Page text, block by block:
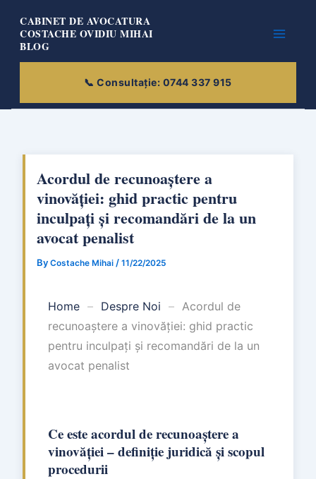
content
CABINET DE AVOCATURA
COSTACHE OVIDIU MIHAI
BLOG
Acordul de recunoaștere a
vinovăției: ghid practic pentru
inculpați și recomandări de la un
avocat penalist
By Costache Mihai / 11/22/2025
Home – Despre Noi – Acordul de
recunoaștere a vinovăției: ghid practic
pentru inculpați și recomandări de la un
avocat penalist
Ce este acordul de recunoaștere a
vinovăției – definiție juridică și scopul
procedurii